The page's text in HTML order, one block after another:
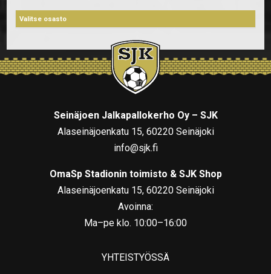
Seinäjoen Jalkapallokerho Oy – SJK
Alaseinäjoenkatu 15, 60220 Seinäjoki
info@sjk.fi
OmaSp Stadionin toimisto & SJK Shop
Alaseinäjoenkatu 15, 60220 Seinäjoki
Avoinna:
Ma–pe klo. 10:00–16:00
YHTEISTYÖSSÄ